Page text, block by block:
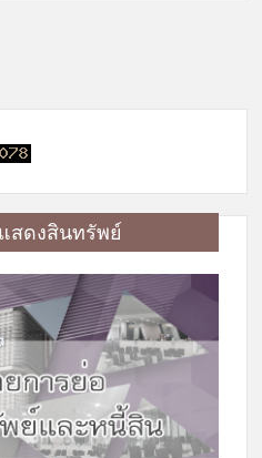
สดงสินทรัพย์